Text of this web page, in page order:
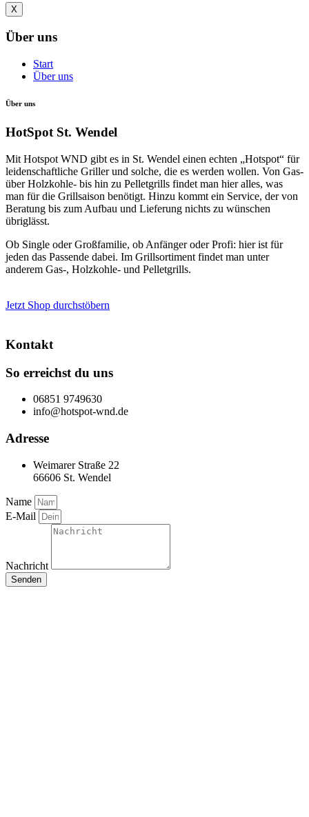
X
Über uns
Start
Über uns
Über uns
HotSpot St. Wendel
Mit Hotspot WND gibt es in St. Wendel einen echten „Hotspot“ für
leidenschaftliche Griller und solche, die es werden wollen. Von Gas-
über Holzkohle- bis hin zu Pelletgrills findet man hier alles, was
man für die Grillsaison benötigt. Hinzu kommt ein Service, der von
Beratung bis zum Aufbau und Lieferung nichts zu wünschen
übriglässt.
Ob Single oder Großfamilie, ob Anfänger oder Profi: hier ist für
jeden das Passende dabei. Im Grillsortiment findet man unter
anderem Gas-, Holzkohle- und Pelletgrills.
Jetzt Shop durchstöbern
Kontakt
So erreichst du uns
06851 9749630
info@hotspot-wnd.de
Adresse
Weimarer Straße 22
66606 St. Wendel
Name
E-Mail
Nachricht
Senden